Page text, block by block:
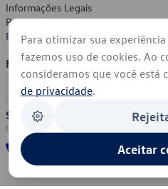
Informações Legais
Política de Privacidade
Política de Cookies
Formas de Pagamento
Segurança
Para otimizar sua
fazemos uso de cookies. Ao
consideramos que você está
de privacidade.
Aceitar